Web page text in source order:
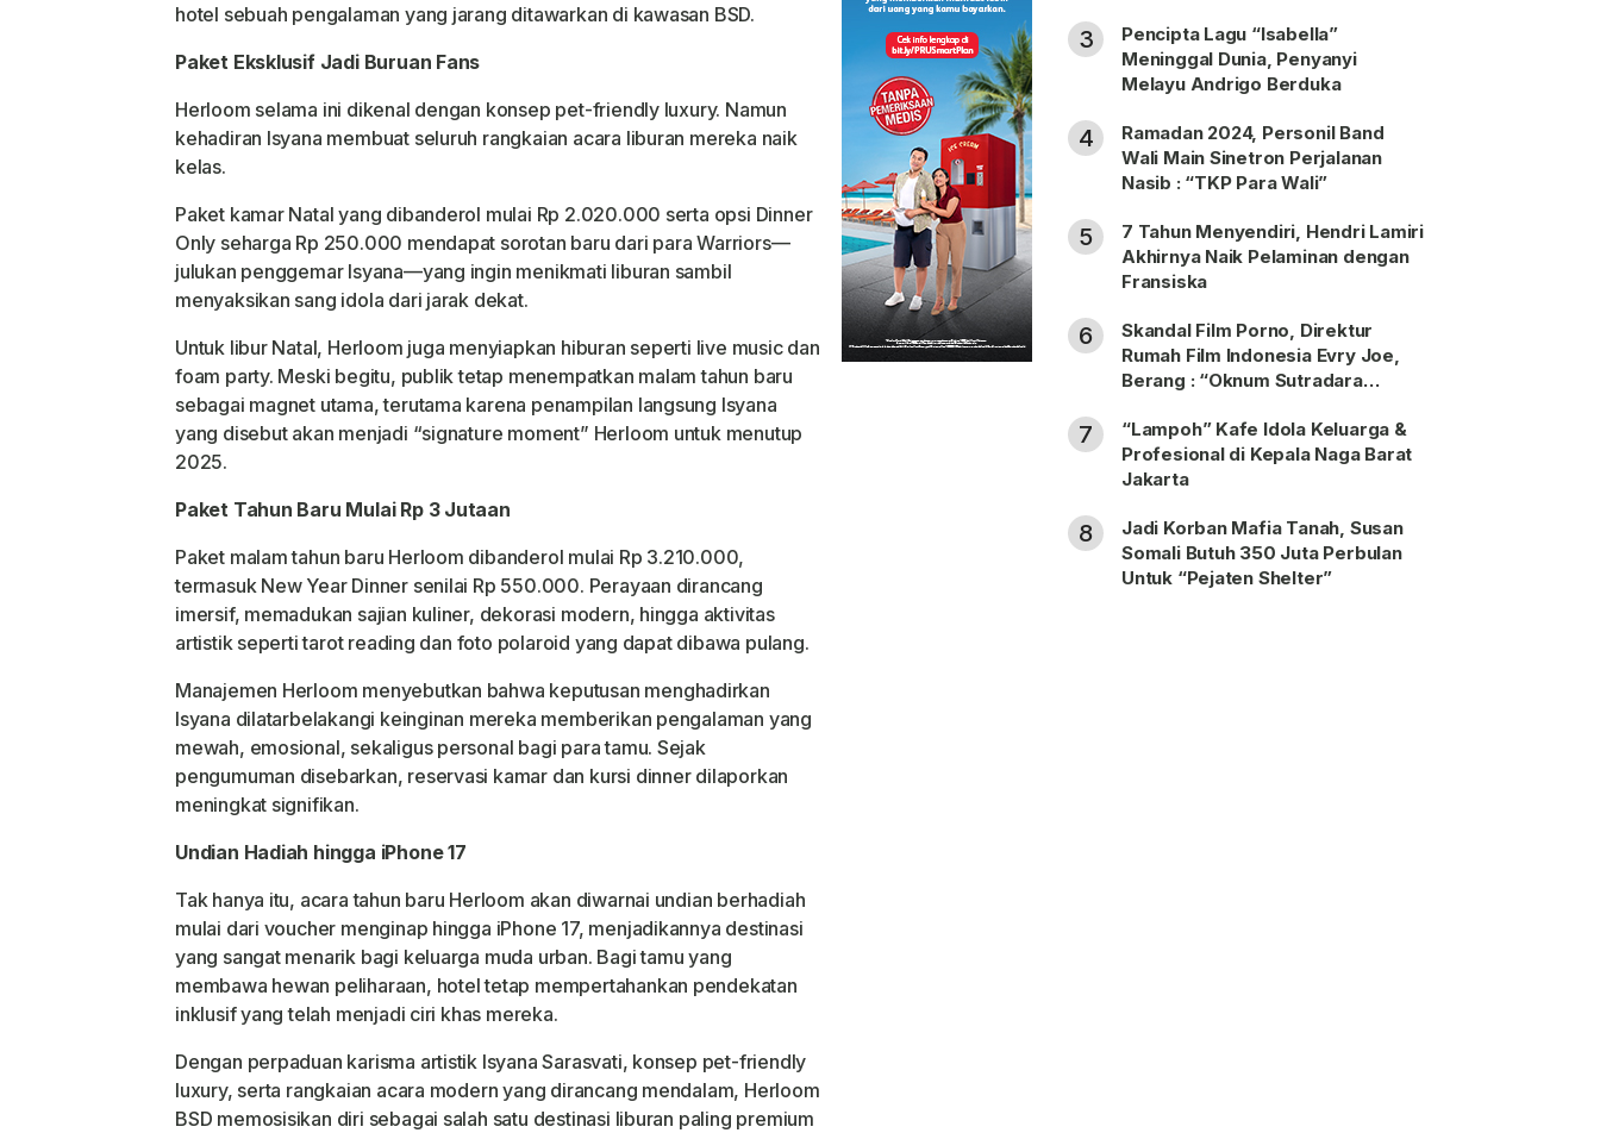
hotel sebuah pengalaman yang jarang ditawarkan di kawasan BSD.
Paket Eksklusif Jadi Buruan Fans
Herloom selama ini dikenal dengan konsep pet-friendly luxury. Namun
kehadiran Isyana membuat seluruh rangkaian acara liburan mereka naik
kelas.
Paket kamar Natal yang dibanderol mulai Rp 2.020.000 serta opsi Dinner
Only seharga Rp 250.000 mendapat sorotan baru dari para Warriors—
julukan penggemar Isyana—yang ingin menikmati liburan sambil
menyaksikan sang idola dari jarak dekat.
Untuk libur Natal, Herloom juga menyiapkan hiburan seperti live music dan
foam party. Meski begitu, publik tetap menempatkan malam tahun baru
sebagai magnet utama, terutama karena penampilan langsung Isyana
yang disebut akan menjadi “signature moment” Herloom untuk menutup
2025.
Paket Tahun Baru Mulai Rp 3 Jutaan
Paket malam tahun baru Herloom dibanderol mulai Rp 3.210.000,
termasuk New Year Dinner senilai Rp 550.000. Perayaan dirancang
imersif, memadukan sajian kuliner, dekorasi modern, hingga aktivitas
artistik seperti tarot reading dan foto polaroid yang dapat dibawa pulang.
Manajemen Herloom menyebutkan bahwa keputusan menghadirkan
Isyana dilatarbelakangi keinginan mereka memberikan pengalaman yang
mewah, emosional, sekaligus personal bagi para tamu. Sejak
pengumuman disebarkan, reservasi kamar dan kursi dinner dilaporkan
meningkat signifikan.
Undian Hadiah hingga iPhone 17
Tak hanya itu, acara tahun baru Herloom akan diwarnai undian berhadiah
mulai dari voucher menginap hingga iPhone 17, menjadikannya destinasi
yang sangat menarik bagi keluarga muda urban. Bagi tamu yang
membawa hewan peliharaan, hotel tetap mempertahankan pendekatan
inklusif yang telah menjadi ciri khas mereka.
Dengan perpaduan karisma artistik Isyana Sarasvati, konsep pet-friendly
luxury, serta rangkaian acara modern yang dirancang mendalam, Herloom
BSD memosisikan diri sebagai salah satu destinasi liburan paling premium
3
Pencipta Lagu “Isabella”
Meninggal Dunia, Penyanyi
Melayu Andrigo Berduka
4
Ramadan 2024, Personil Band
Wali Main Sinetron Perjalanan
Nasib : “TKP Para Wali”
5
7 Tahun Menyendiri, Hendri Lamiri
Akhirnya Naik Pelaminan dengan
Fransiska
6
Skandal Film Porno, Direktur
Rumah Film Indonesia Evry Joe,
Berang : “Oknum Sutradara
7
“Lampoh” Kafe Idola Keluarga &
Profesional di Kepala Naga Barat
Jakarta
8
Jadi Korban Mafia Tanah, Susan
Somali Butuh 350 Juta Perbulan
Untuk “Pejaten Shelter”